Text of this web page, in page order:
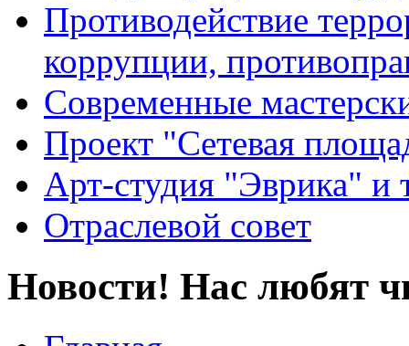
Противодействие
коррупции,
Современные
Проект "Сетевая
Арт-студия "Эврика" и
Отраслевой совет
Новости! Нас любят